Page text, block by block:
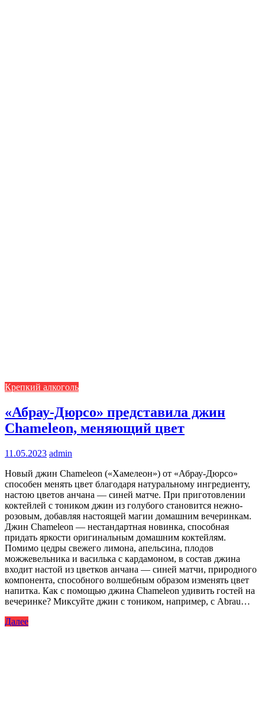
Крепкий алкоголь
«Абрау-Дюрсо» представила джин
Chameleon, меняющий цвет
11.05.2023 admin
Новый джин Chameleon («Хамелеон») от «Абрау-Дюрсо»
способен менять цвет благодаря натуральному ингредиенту,
настою цветов анчана — синей матче. При приготовлении
коктейлей с тоником джин из голубого становится нежно-
розовым, добавляя настоящей магии домашним вечеринкам.
Джин Chameleon — нестандартная новинка, способная
придать яркости оригинальным домашним коктейлям.
Помимо цедры свежего лимона, апельсина, плодов
можжевельника и василька с кардамоном, в состав джина
входит настой из цветков анчана — синей матчи, природного
компонента, способного волшебным образом изменять цвет
напитка. Как с помощью джина Chameleon удивить гостей на
вечеринке? Миксуйте джин с тоником, например, с Abrau…
Далее